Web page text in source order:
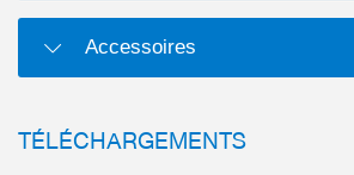
Accessoires
TÉLÉCHARGEMENTS